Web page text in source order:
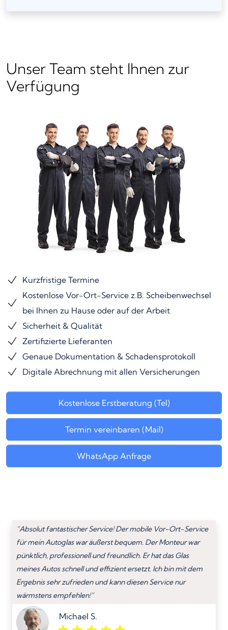
Unser Team steht Ihnen zur
Verfügung
Kurzfristige Termine
Kostenlose Vor-Ort-Service z.B. Scheibenwechsel
bei Ihnen zu Hause oder auf der Arbeit
Sicherheit & Qualität
Zertifizierte Lieferanten
Genaue Dokumentation & Schadensprotokoll
Digitale Abrechnung mit allen Versicherungen
Kostenlose Erstberatung (Tel)
Termin vereinbaren (Mail)
WhatsApp Anfrage
“Absolut fantastischer Service! Der mobile Vor-Ort-Service
für mein Autoglas war äußerst bequem. Der Monteur war
pünktlich, professionell und freundlich. Er hat das Glas
meines Autos schnell und effizient ersetzt. Ich bin mit dem
Ergebnis sehr zufrieden und kann diesen Service nur
wärmstens empfehlen!”
Michael S.